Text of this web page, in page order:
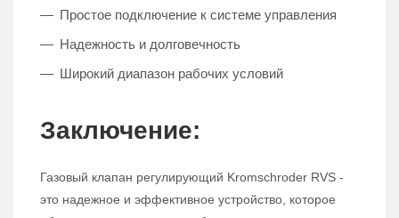
Простое подключение к системе управления
Надежность и долговечность
Широкий диапазон рабочих условий
Заключение:
Газовый клапан регулирующий Kromschroder RVS -
это надежное и эффективное устройство, которое